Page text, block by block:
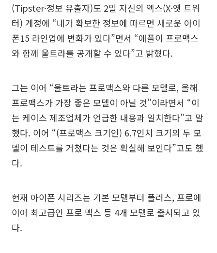
(Tipster·정보 유출자)도 2일 자신의 엑스(X·옛 트위
터) 계정에 “내가 확보한 정보에 따르면 새로운 아이
폰15 라인업에 변화가 있다”면서 “애플이 프로맥스
와 함께 울트라를 공개할 수 있다”고 밝혔다.
그는 이어 “울트라는 프로맥스와 다른 모델로, 올해
프로맥스가 가장 좋은 모델이 아닐 것”이라면서 “이
는 케이스 제조업체가 언급한 내용과 일치한다”고 말
했다. 이어 “(프로맥스 크기인) 6.7인치 크기의 두 모
델이 테스트를 거쳤다는 것은 확실해 보인다”고도 했
다.
현재 아이폰 시리즈는 기본 모델부터 플러스, 프로에
이어 최고급인 프로 맥스 등 4개 모델로 출시되고 있
다.